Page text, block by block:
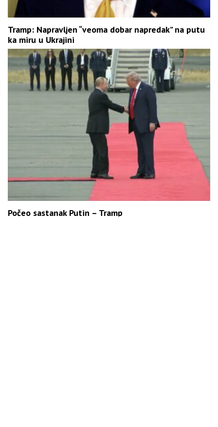
Tramp: Napravljen “veoma dobar napredak” na putu
ka miru u Ukrajini
Počeo sastanak Putin – Tramp